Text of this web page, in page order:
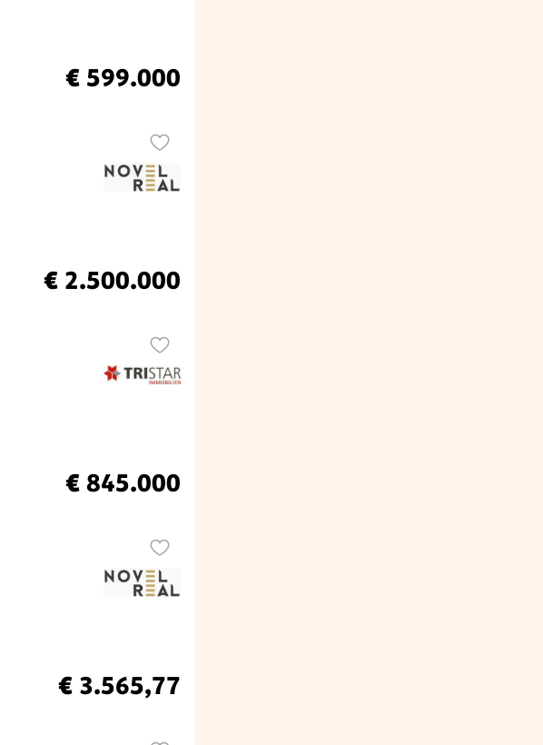
€ 599.000
€ 2.500.000
€ 845.000
€ 3.565,77